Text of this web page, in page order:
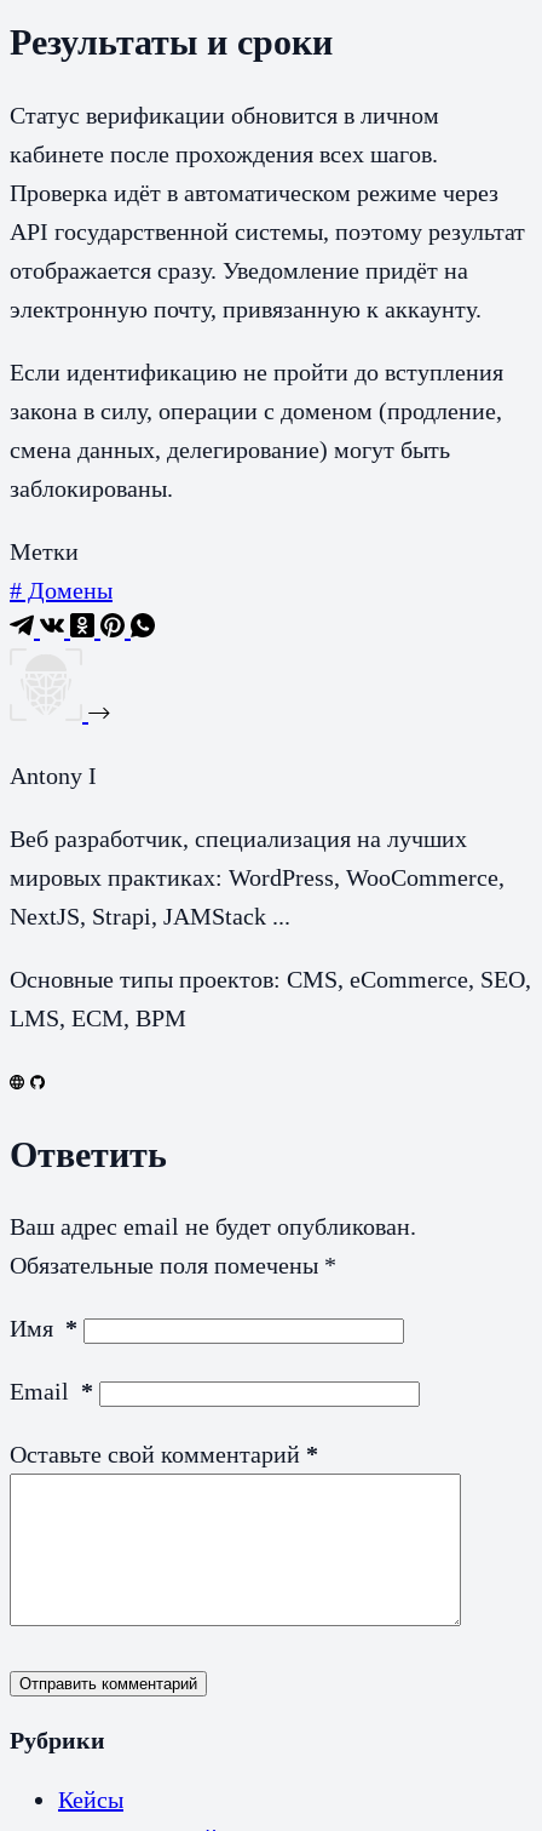
Результаты и сроки
Статус верификации обновится в личном
кабинете после прохождения всех шагов.
Проверка идёт в автоматическом режиме через
API государственной системы, поэтому результат
отображается сразу. Уведомление придёт на
электронную почту, привязанную к аккаунту.
Если идентификацию не пройти до вступления
закона в силу, операции с доменом (продление,
смена данных, делегирование) могут быть
заблокированы.
Метки
# Домены
Antony I
Веб разработчик, специализация на лучших
мировых практиках: WordPress, WooCommerce,
NextJS, Strapi, JAMStack ...
Основные типы проектов: CMS, eCommerce, SEO,
LMS, ECM, BPM
Ответить
Ваш адрес email не будет опубликован.
Обязательные поля помечены *
Имя *
Email *
Оставьте свой комментарий *
Отправить комментарий
Рубрики
Кейсы